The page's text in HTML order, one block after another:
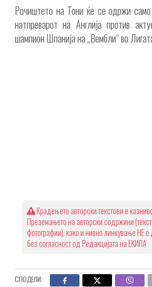
Рочиштето на Тони ќе се одржи
натпреварот на Англија против
шампион Шпанија на „Вембли“ во
Крадењето авторски текстови е
Преземањето на авторски содржини
фотографии), како и нивно линкување НЕ
без согласност од Редакцијата на ЕКИПА
СПОДЕЛИ: